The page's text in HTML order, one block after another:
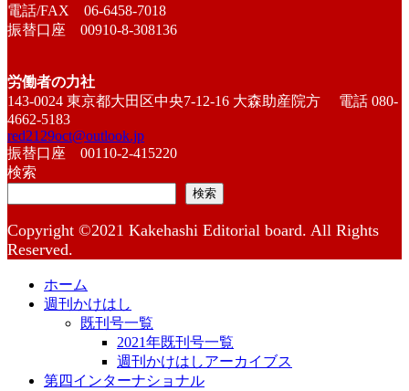
電話/FAX 06-6458-7018
振替口座 00910-8-308136
労働者の力社
143-0024 東京都大田区中央7-12-16 大森助産院方 電話 080-
4662-5183
red2129oct@outlook.jp
振替口座 00110-2-415220
検索
検索
Copyright ©2021 Kakehashi Editorial board. All Rights
Reserved.
ホーム
週刊かけはし
既刊号一覧
2021年既刊号一覧
週刊かけはしアーカイブス
第四インターナショナル